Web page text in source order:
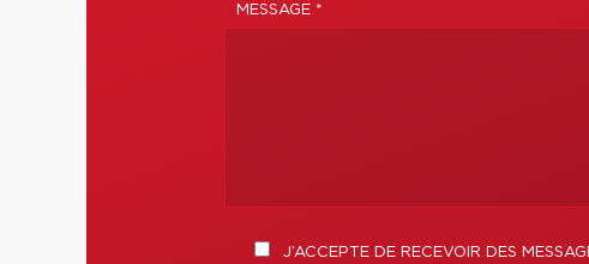
MESSAGE *
J’ACCEPTE DE RECEVOIR DES